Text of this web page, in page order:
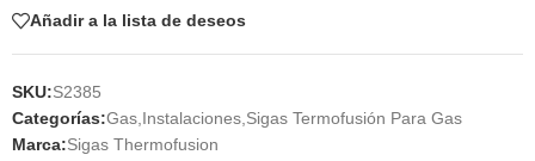
Añadir a la lista de deseos
SKU:S2385
Categorías:Gas Instalaciones Sigas Termofusión Para Gas
Marca:Sigas Thermofusion